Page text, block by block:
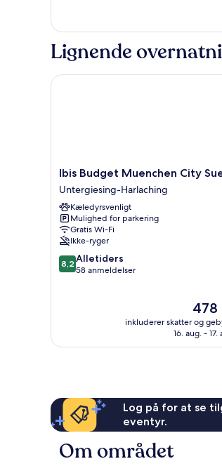
Lignende
Ibis
Budget
Muenchen
City
Sued
Untergiesing-
Harlaching
Ibis Budget Muenchen City
Untergiesing-Harlaching
Kæledyrsvenligt
Mulighed for parkering
Gratis Wi-Fi
Ikke-ryger
8.2
ud
8,2 Alletiders
58 anmeldelser
Prisen
er
478 kr.
478
inkluderer skatter og
16. aug. - 17.
Ibis Budget Muenchen City Sued
Log på for at se
eventyr.
Om området